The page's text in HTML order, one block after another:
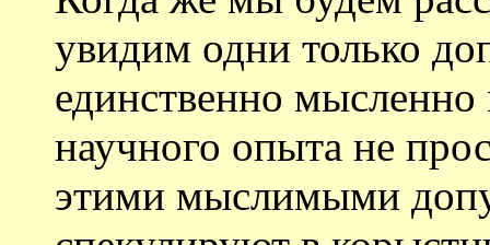
увидим одни только
единственно
научного опыта не
этими мыслимыми